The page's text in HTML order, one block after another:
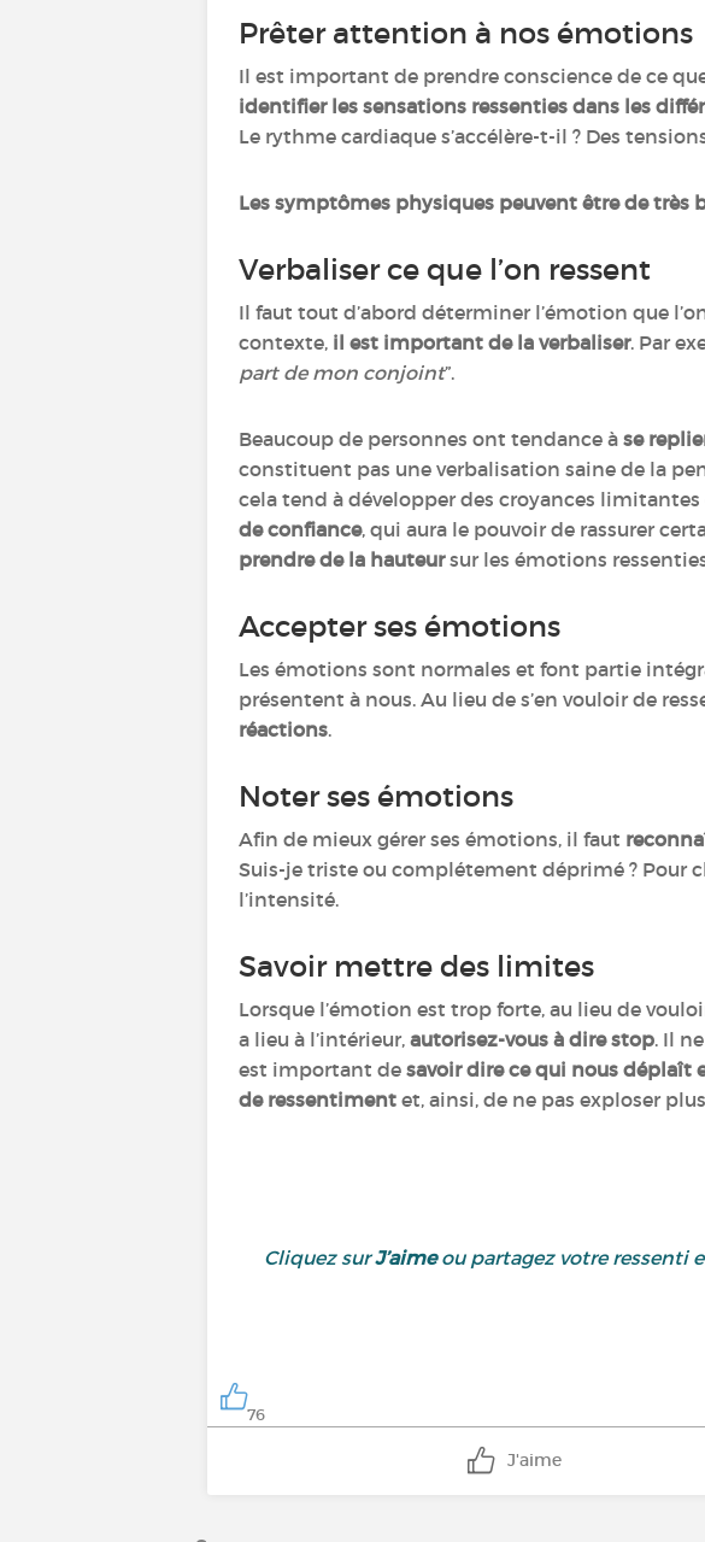
Prêter attention à nos émotions
Il est important de prendre conscience de ce
identifier les sensations ressenties dans les
Le rythme cardiaque s’accélère-t-il ? Des
Les symptômes physiques peuvent être de très
Verbaliser ce que l’on ressent
Il faut tout d’abord déterminer l’émotion que
contexte, il est important de la verbaliser. Par
part de mon conjoint”.
Beaucoup de personnes ont tendance à se
constituent pas une verbalisation saine de la
cela tend à développer des croyances
de confiance, qui aura le pouvoir de rassurer
prendre de la hauteursur les émotions
Accepter ses émotions
Les émotions sont normales et font partie
présentent à nous. Au lieu de s’en vouloir de
réactions.
Noter ses émotions
Afin de mieux gérer ses émotions, il faut
Suis-je triste ou complétement déprimé ? Pour
l’intensité.
Savoir mettre des limites
Lorsque l’émotion est trop forte, au lieu de
a lieu à l’intérieur, autorisez-vous à dire stop. Il
est important de savoir dire ce qui nous déplaît
de ressentiment et, ainsi, de ne pas exploser
Cliquez surJ’aimeou partagez votre ressenti
76
J'aime